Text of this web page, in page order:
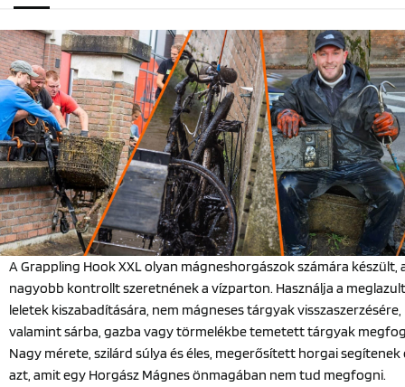
A Grappling Hook XXL olyan mágneshorgászok számára készült,
nagyobb kontrollt szeretnének a vízparton. Használja a meglazult
leletek kiszabadítására, nem mágneses tárgyak visszaszerzésére,
valamint sárba, gazba vagy törmelékbe temetett tárgyak
Nagy mérete, szilárd súlya és éles, megerősített horgai segítenek
azt, amit egy Horgász Mágnes önmagában nem tud megfogni.